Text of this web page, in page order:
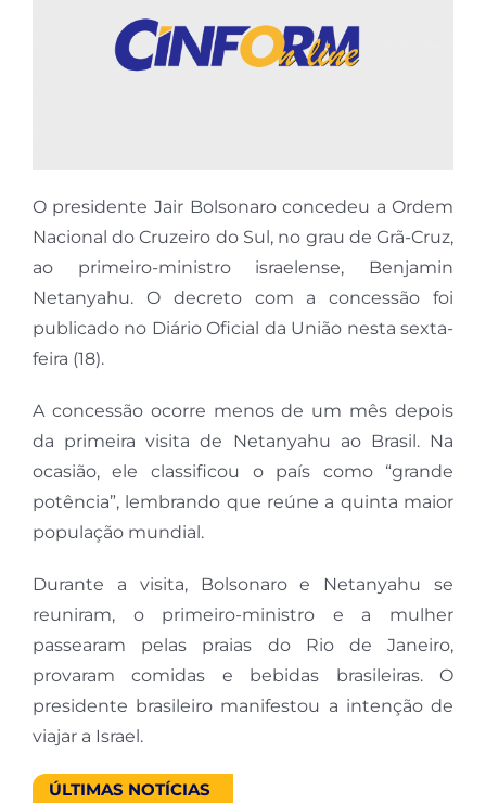
O presidente Jair Bolsonaro concedeu a Ordem
Nacional do Cruzeiro do Sul, no grau de Grã-Cruz,
ao primeiro-ministro israelense, Benjamin
Netanyahu. O decreto com a concessão foi
publicado no Diário Oficial da União nesta sexta-
feira (18).
A concessão ocorre menos de um mês depois
da primeira visita de Netanyahu ao Brasil. Na
ocasião, ele classificou o país como “grande
potência”, lembrando que reúne a quinta maior
população mundial.
Durante a visita, Bolsonaro e Netanyahu se
reuniram, o primeiro-ministro e a mulher
passearam pelas praias do Rio de Janeiro,
provaram comidas e bebidas brasileiras. O
presidente brasileiro manifestou a intenção de
viajar a Israel.
ÚLTIMAS NOTÍCIAS